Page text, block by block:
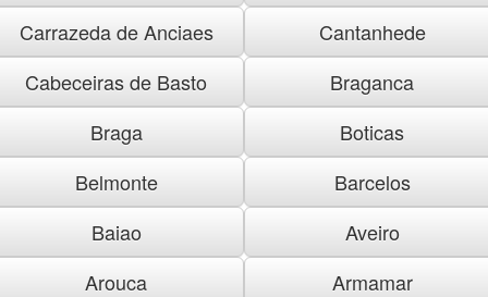
Carrazeda de Anciaes
Cantanhede
Cabeceiras de Basto
Braganca
Braga
Boticas
Belmonte
Barcelos
Baiao
Aveiro
Arouca
Armamar